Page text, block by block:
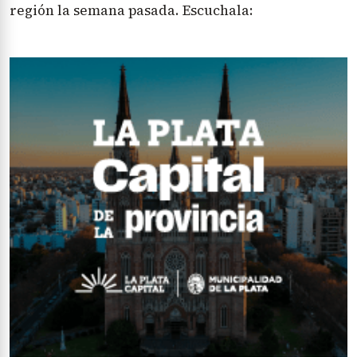
región la semana pasada. Escuchala: